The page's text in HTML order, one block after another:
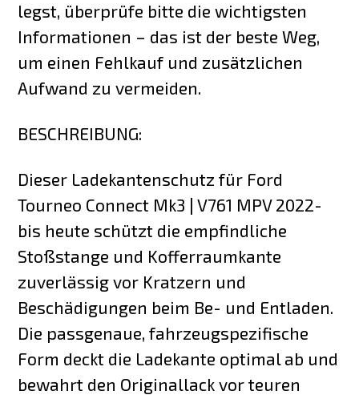
legst, überprüfe bitte die wichtigsten
Informationen – das ist der beste Weg,
um einen Fehlkauf und zusätzlichen
Aufwand zu vermeiden.
BESCHREIBUNG:
Dieser Ladekantenschutz für Ford
Tourneo Connect Mk3 | V761 MPV 2022-
bis heute schützt die empfindliche
Stoßstange und Kofferraumkante
zuverlässig vor Kratzern und
Beschädigungen beim Be- und Entladen.
Die passgenaue, fahrzeugspezifische
Form deckt die Ladekante optimal ab und
bewahrt den Originallack vor teuren